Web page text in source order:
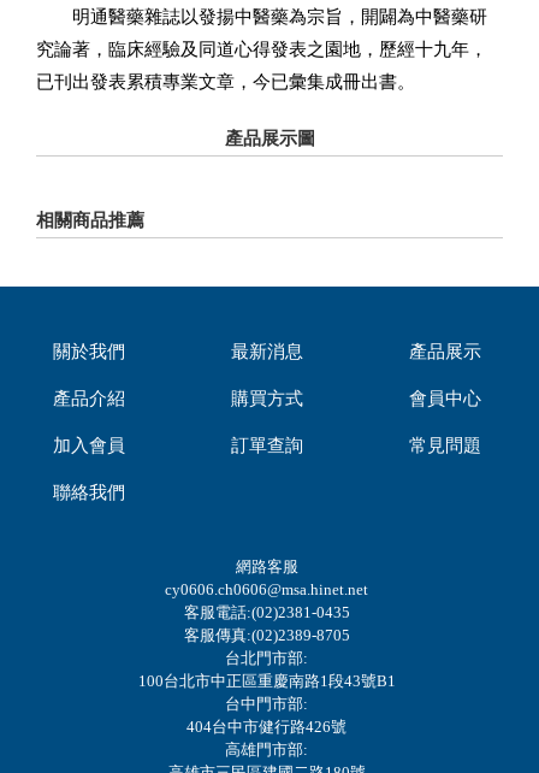
明通醫藥雜誌以發揚中醫藥為宗旨，開闢為中醫藥研
究論著，臨床經驗及同道心得發表之園地，歷經十九年，
已刊出發表累積專業文章，今已彙集成冊出書。
產品展示圖
相關商品推薦
關於我們 最新消息 產品展示
產品介紹 購買方式 會員中心
加入會員 訂單查詢 常見問題
聯絡我們
網路客服
cy0606.ch0606@msa.hinet.net
客服電話:(02)2381-0435
客服傳真:(02)2389-8705
台北門市部:
100台北市中正區重慶南路1段43號B1
台中門市部:
404台中市健行路426號
高雄門市部: